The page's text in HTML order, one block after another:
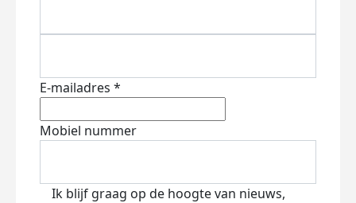
E-mailadres *
Mobiel nummer
Ik blijf graag op de hoogte van nieuws,